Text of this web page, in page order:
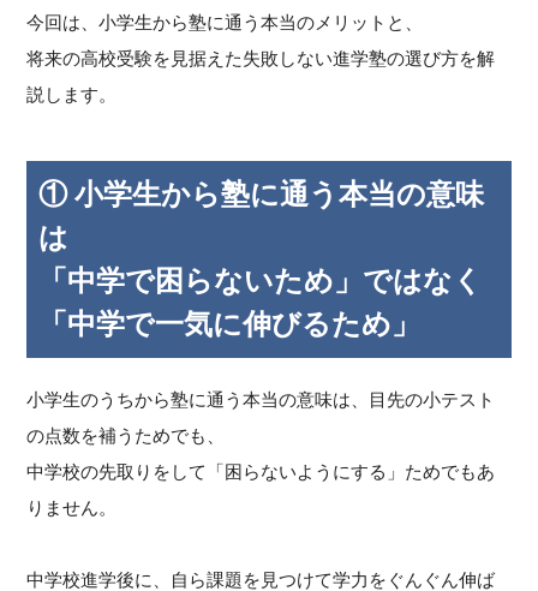
今回は、小学生から塾に通う本当のメリットと、
将来の高校受験を見据えた失敗しない進学塾の選び方を解
説します。
① 小学生から塾に通う本当の意味
は
「中学で困らないため」ではなく
「中学で一気に伸びるため」
小学生のうちから塾に通う本当の意味は、目先の小テスト
の点数を補うためでも、
中学校の先取りをして「困らないようにする」ためでもあ
りません。
中学校進学後に、自ら課題を見つけて学力をぐんぐん伸ば